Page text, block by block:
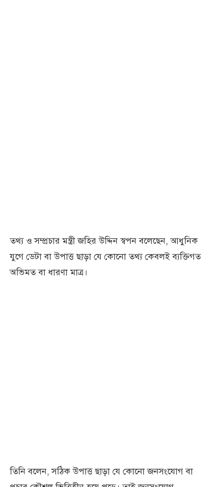
তথ্য ও সম্প্রচার মন্ত্রী জহির উদ্দিন স্বপন বলেছেন, আধুনিক
যুগে ডেটা বা উপাত্ত ছাড়া যে কোনো তথ্য কেবলই ব্যক্তিগত
অভিমত বা ধারণা মাত্র।
তিনি বলেন, সঠিক উপাত্ত ছাড়া যে কোনো জনসংযোগ বা